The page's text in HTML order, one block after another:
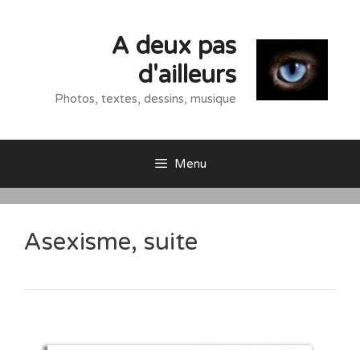
A deux pas
d'ailleurs
Photos, textes, dessins, musique
Menu
Asexisme, suite